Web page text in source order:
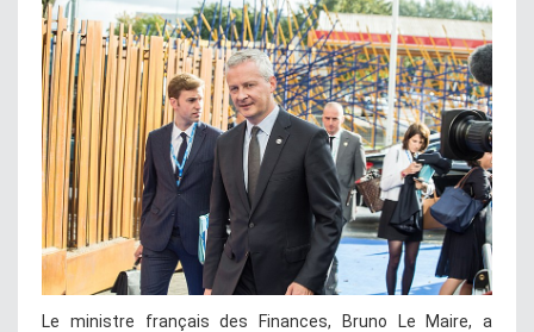
Le ministre français des Finances, Bruno Le Maire, a